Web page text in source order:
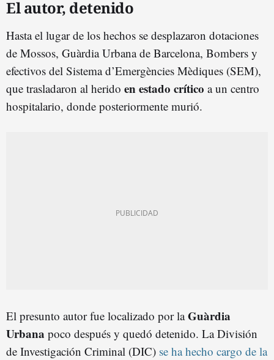
El autor, detenido
Hasta el lugar de los hechos se desplazaron dotaciones
de Mossos, Guàrdia Urbana de Barcelona, Bombers y
efectivos del Sistema d’Emergències Mèdiques (SEM),
que trasladaron al herido en estado crítico a un centro
hospitalario, donde posteriormente murió.
El presunto autor fue localizado por laGuàrdia
Urbana poco después y quedó detenido. La División
de Investigación Criminal (DIC) se ha hecho cargo de la